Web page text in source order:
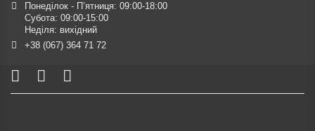
Понеділок - П’ятниця: 09:00-18:00
Субота: 09:00-15:00
Неділя: вихідний
+38 (067) 364 71 72